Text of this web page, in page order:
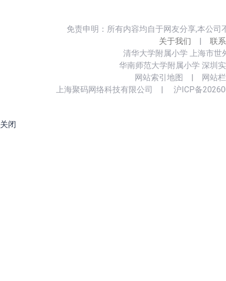
免责申明：所有内容均自于网友分享,本公
关于我们 | 联
清华大学附属小学 上海市世
华南师范大学附属小学 深圳
网站索引地图
| 网站
上海聚码网络科技有限公司
| 沪ICP备
关闭